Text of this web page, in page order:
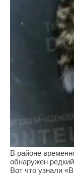
В районе
обнаружен
Вот что узнали